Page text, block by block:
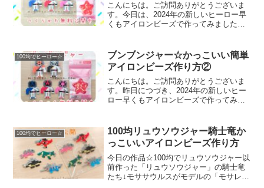
こんにちは。ご訪問ありがとうございま
す。今日は、2024年の新しいヒーロー早
くもアイロンビーズで作ってみました。
ンブンジャー①今日は、2024年3月からス
タートする「...
100均でヒーロー☆
ブンブンジャー☆かっこいい簡単
アイロンビーズ作り方②
こんにちは。ご訪問ありがとうございま
す。昨日につづき、2024年の新しいヒー
ロー早くもアイロンビーズで作ってみま
ブンブンジャー②今日は、2024年3月から
スタートする...
100均でヒーロー☆
100均リュウソウジャー騎士竜か
っこいいアイロンビーズ作り方
今日の作品☆100均でリュウソウジャー以
前作った「リュウソウジャー」の騎士竜
たち↓モササウルスがモデルの「モサレッ